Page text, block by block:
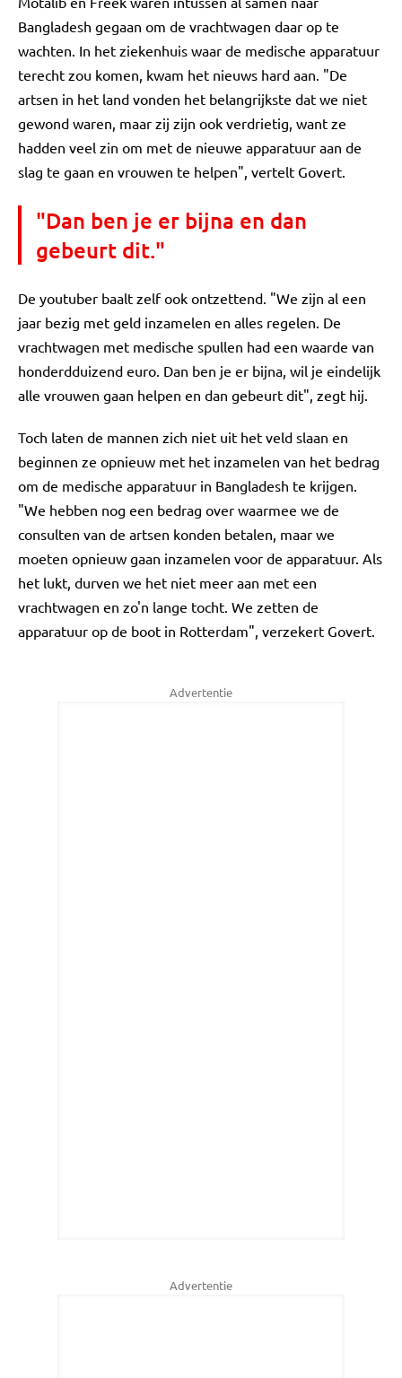
Bangladesh gegaan om de vrachtwagen daar op te
wachten. In het ziekenhuis waar de medische apparatuur
terecht zou komen, kwam het nieuws hard aan. "De
artsen in het land vonden het belangrijkste dat we niet
gewond waren, maar zij zijn ook verdrietig, want ze
hadden veel zin om met de nieuwe apparatuur aan de
slag te gaan en vrouwen te helpen", vertelt Govert.
"Dan ben je er bijna en dan
gebeurt dit."
De youtuber baalt zelf ook ontzettend. "We zijn al een
jaar bezig met geld inzamelen en alles regelen. De
vrachtwagen met medische spullen had een waarde van
honderdduizend euro. Dan ben je er bijna, wil je eindelijk
alle vrouwen gaan helpen en dan gebeurt dit", zegt hij.
Toch laten de mannen zich niet uit het veld slaan en
beginnen ze opnieuw met het inzamelen van het bedrag
om de medische apparatuur in Bangladesh te krijgen.
"We hebben nog een bedrag over waarmee we de
consulten van de artsen konden betalen, maar we
moeten opnieuw gaan inzamelen voor de apparatuur. Als
het lukt, durven we het niet meer aan met een
vrachtwagen en zo'n lange tocht. We zetten de
apparatuur op de boot in Rotterdam", verzekert Govert.
Advertentie
Advertentie